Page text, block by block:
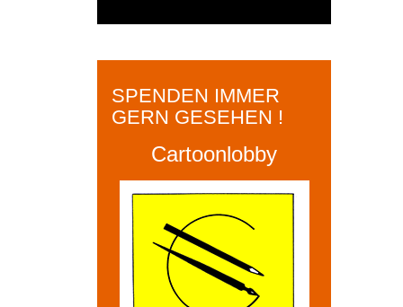
SPENDEN IMMER
GERN GESEHEN !
Cartoonlobby